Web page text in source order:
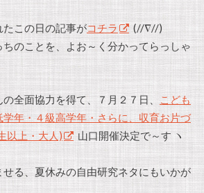
この日の記事がコチラ
(//∇//)
のことを、よお～く分かってらっしゃ
全面協力を得て、７月２７日、 こども
年・４級高学年・さらに、収育お片づ
以上・大人)
山口開催決定で～す ヽ
る、夏休みの自由研究ネタにもいかが